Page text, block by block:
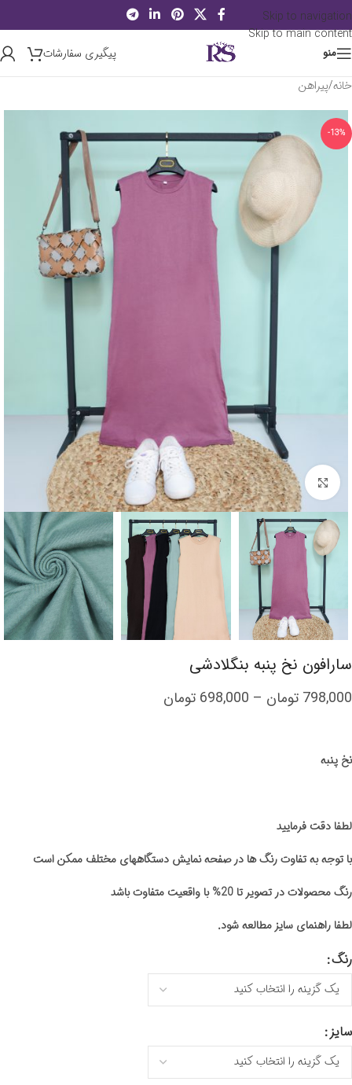
Skip to navigation
Skip to main content
منو
پیگیری سفارشات
خانه/پیراهن
-13%
برای بزرگنمایی کلیک کنید
سارافون نخ پنبه بنگلادشی
798,000 تومان –
698,000 تومان
نخ پنبه
لطفا دقت فرمایید
با توجه به تفاوت رنگ ها در صفحه نمایش دستگاههای مختلف ممکن است
رنگ محصولات در تصویر تا 20% با واقعیت متفاوت باشد
لطفا راهنمای سایز مطالعه شود.
رنگ
سایز